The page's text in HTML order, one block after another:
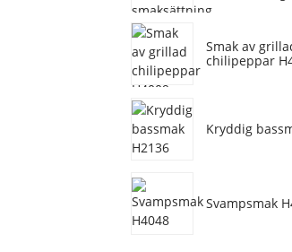
Smak av
chilipeppar
Kryddig
Svampsmak